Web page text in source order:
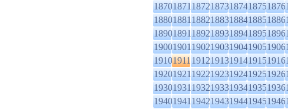
1870187118721873187418751876
1880188118821883188418851886
1890189118921893189418951896
1900190119021903190419051906
1910191119121913191419151916
1920192119221923192419251926
1930193119321933193419351936
1940194119421943194419451946